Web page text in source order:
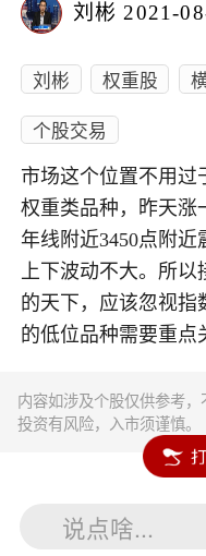
刘彬 2021-
刘彬 权重股
个股交易
市场这个位置不用过
权重类品种，昨天涨
年线附近3450点附
上下波动不大。所
的天下，应该忽视指
的低位品种需要重点
内容如涉及个股仅供参考，
投资有风险，入市须谨慎。
说点啥...